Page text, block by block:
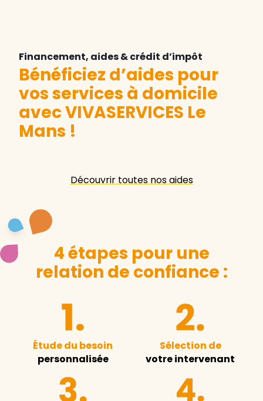
Financement, aides & crédit d’impôt
Bénéficiez d’aides pour
vos services à domicile
avec VIVASERVICES Le
Mans !
Découvrir toutes nos aides
4 étapes pour une
relation de confiance :
Étude du besoin
personnalisée
Sélection de
votre intervenant